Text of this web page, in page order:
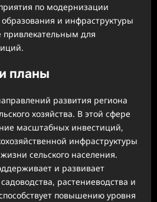
по модернизации
и инфраструктуры
привлекательным для
планы
развития региона
хозяйства. В этой сфере
масштабных инвестиций,
инфраструктуры
сельского населения.
и развивает
растениеводства и
повышению уровня